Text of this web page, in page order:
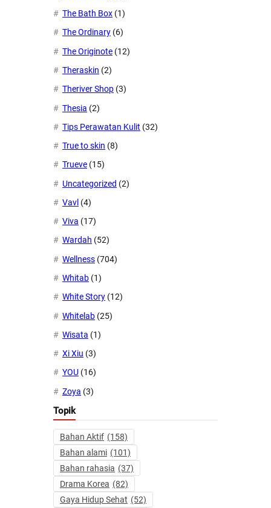
The Bath Box (1)
The Ordinary (6)
The Originote (12)
Theraskin (2)
Theriver Shop (3)
Thesia (2)
Tips Perawatan Kulit (32)
True to skin (8)
Trueve (15)
Uncategorized (2)
Vavl (4)
Viva (17)
Wardah (52)
Wellness (704)
Whitab (1)
White Story (12)
Whitelab (25)
Wisata (1)
Xi Xiu (3)
YOU (16)
Zoya (3)
Topik
Bahan Aktif (158)
Bahan alami (101)
Bahan rahasia (37)
Drama Korea (82)
Gaya Hidup Sehat (52)